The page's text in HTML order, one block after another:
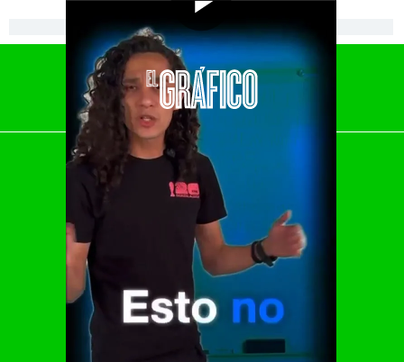
[Publicidad]
El Universal
Vive USA
Clase
De 10 sports
DeDinero